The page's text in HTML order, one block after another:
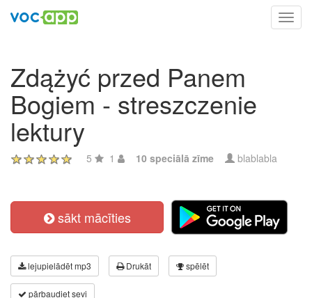
Zdążyć przed Panem
Bogiem - streszczenie
lektury
5 1 10 speciālā zīme blablabla
sākt mācīties
lejupielādēt mp3 Drukāt spēlēt
pārbaudiet sevi